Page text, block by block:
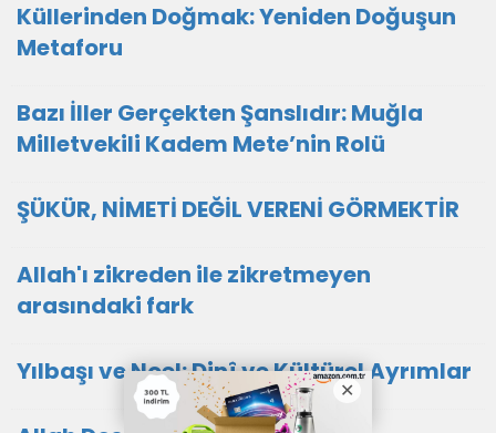
Küllerinden Doğmak: Yeniden Doğuşun
Metaforu
Bazı İller Gerçekten Şanslıdır: Muğla
Milletvekili Kadem Mete’nin Rolü
ŞÜKÜR, NİMETİ DEĞİL VERENİ GÖRMEKTİR
Allah'ı zikreden ile zikretmeyen
arasındaki fark
Yılbaşı ve Noel: Dinî ve Kültürel Ayrımlar